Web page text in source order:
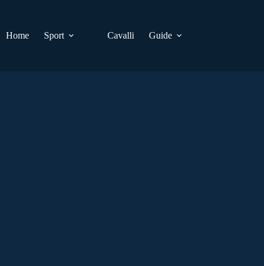
Home
Sport Cavalli Guide